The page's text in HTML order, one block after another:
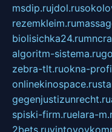
msdip.rujdol.ru
rezemkleim.ru
biolisichka24.ru
algoritm-sistema.ru
zebra-tlt.ruokna-
onlinekinospace.ru
gegenjustizunrecht.ru
spiski-firm.ruelara-
2bets.ru